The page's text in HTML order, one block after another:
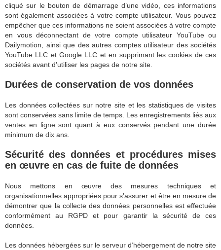
cliqué sur le bouton de démarrage d’une vidéo, ces informations
sont également associées à votre compte utilisateur. Vous pouvez
empêcher que ces informations ne soient associées à votre compte
en vous déconnectant de votre compte utilisateur YouTube ou
Dailymotion, ainsi que des autres comptes utilisateur des sociétés
YouTube LLC et Google LLC et en supprimant les cookies de ces
sociétés avant d’utiliser les pages de notre site.
Durées de conservation de vos données
Les données collectées sur notre site et les statistiques de visites
sont conservées sans limite de temps. Les enregistrements liés aux
ventes en ligne sont quant à eux conservés pendant une durée
minimum de dix ans.
Sécurité des données et procédures mises
en œuvre en cas de fuite de données
Nous mettons en œuvre des mesures techniques et
organisationnelles appropriées pour s’assurer et être en mesure de
démontrer que la collecte des données personnelles est effectuée
conformément au RGPD et pour garantir la sécurité de ces
données.
Les données hébergées sur le serveur d’hébergement de notre site